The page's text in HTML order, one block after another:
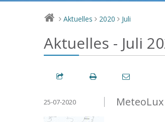
> Aktuelles > 2020 > Juli
Aktuelles - Juli
25-07-2020